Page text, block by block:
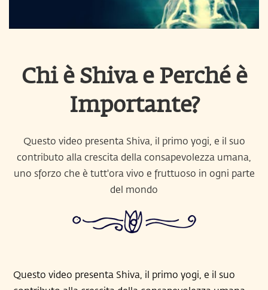
Chi è Shiva e Perché è
Importante?
Questo video presenta Shiva, il primo yogi, e il suo
contributo alla crescita della consapevolezza umana,
uno sforzo che è tutt'ora vivo e fruttuoso in ogni parte
del mondo
Questo video presenta Shiva, il primo yogi, e il suo